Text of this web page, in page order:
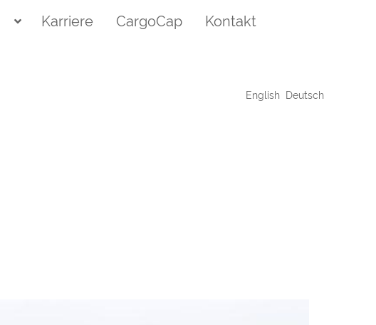
Karriere CargoCap Kontakt
English Deutsch